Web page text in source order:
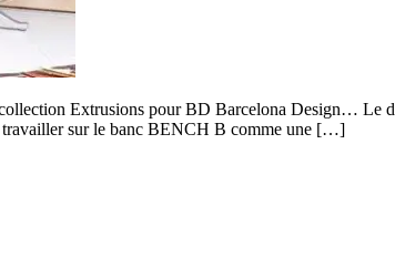
Extrusions pour BD Barcelona Design… Le
travailler sur le banc BENCH B comme une […]